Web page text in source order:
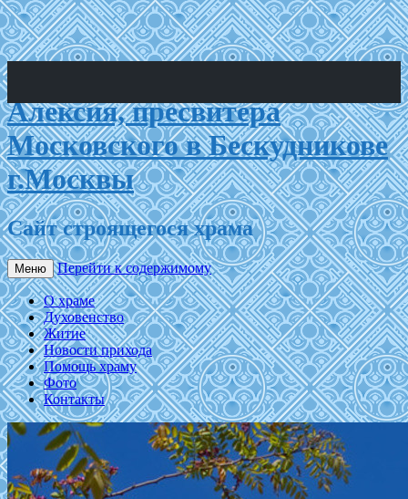
Алексия, пресвитера
Московского в Бескудникове
г.Москвы
Сайт строящегося храма
Меню Перейти к содержимому
О храме
Духовенство
Житие
Новости прихода
Помощь храму
Фото
Контакты